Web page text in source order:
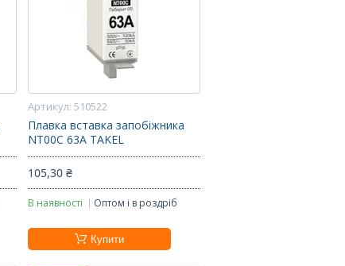
510522
Плавка вставка запобіжника
NT00С 63А TAKEL
105,30 ₴
В наявності Оптом і в роздріб
Купити